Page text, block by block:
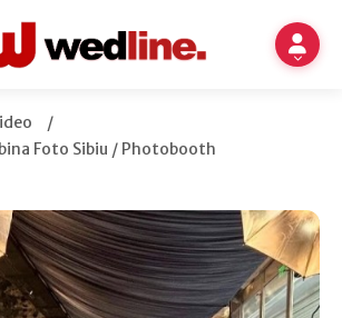
/
Foto Sibiu / Photobooth